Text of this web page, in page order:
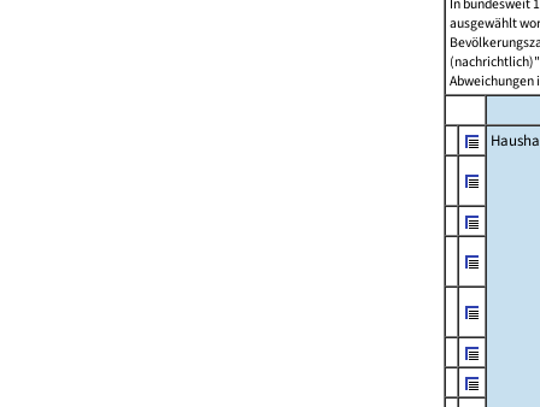
ausgewählt
Abweichungen